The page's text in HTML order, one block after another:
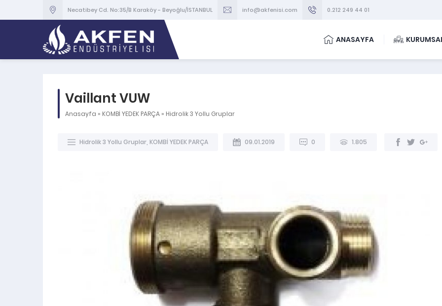
Necatibey Cd. No:35/B Karaköy - Beyoğlu/İSTANBUL info@akfenisi.com 0.212 249 44 01
ANASAYFA
Vaillant VUW
Anasayfa » KOMBİ YEDEK PARÇA » Hidrolik 3 Yollu Gruplar
Hidrolik 3 Yollu Gruplar KOMBİ YEDEK PARÇA 09.01.2019 0 1.805
EMNIYET VENTILI GEÇME 1/2